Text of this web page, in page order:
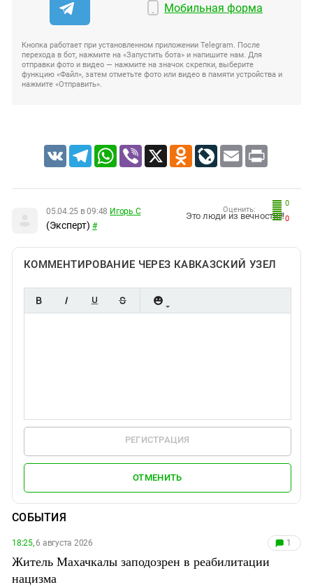
Мобильная форма
Кнопка работает при установленном приложении Telegram. После
перехода в бот, нажмите на «Запустить бота» и напишите нам. Для
отправки фото и видео — нажмите на значок скрепки, выберите
функцию «Файл», затем отметьте фото или видео в памяти устройства и
нажмите «Отправить».
VK TelegramWhatsApp
Viber X Odnoklassniki
LiveJournal
Email Print
0
0
Оценить:
05.04.25 в 09:48 Игорь С
(Эксперт) #
Это люди из вечности!!!
КОММЕНТИРОВАНИЕ ЧЕРЕЗ КАВКАЗСКИЙ УЗЕЛ
РЕГИСТРАЦИЯ
ОТМЕНИТЬ
СОБЫТИЯ
18:25,6 августа 2026 1
Житель Махачкалы заподозрен в реабилитации
нацизма